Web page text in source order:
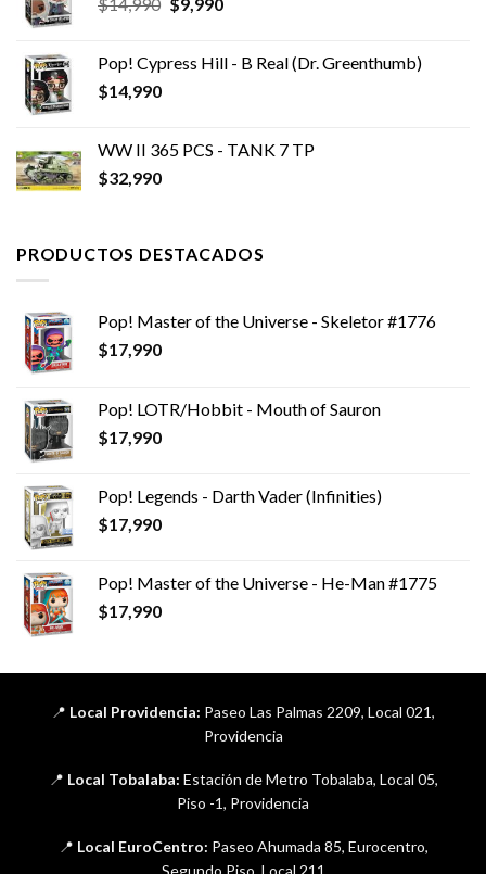
era:
es:
Pop! Cypress Hill - B Real (Dr. Greenthumb)
$14,990
WW II 365 PCS - TANK 7 TP
$32,990
PRODUCTOS DESTACADOS
Pop! Master of the Universe - Skeletor #1776
$17,990
Pop! LOTR/Hobbit - Mouth of Sauron
$17,990
Pop! Legends - Darth Vader (Infinities)
$17,990
Pop! Master of the Universe - He-Man #1775
$17,990
📍 Local Providencia: Paseo Las Palmas 2209, Local 021,
Providencia
📍 Local Tobalaba: Estación de Metro Tobalaba, Local 05,
Piso -1, Providencia
📍 Local EuroCentro: Paseo Ahumada 85, Eurocentro,
Segundo Piso, Local 211